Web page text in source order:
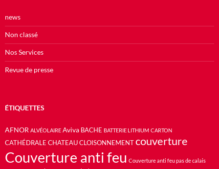
news
Non classé
Nos Services
Revue de presse
ÉTIQUETTES
AFNOR ALVÉOLAIRE Aviva BACHE BATTERIE LITHIUM CARTON
CATHÉDRALE CHATEAU CLOISONNEMENT couverture
Couverture anti feu Couverture anti feu pas de calais